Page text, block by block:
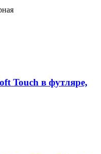
Touch в футляре,